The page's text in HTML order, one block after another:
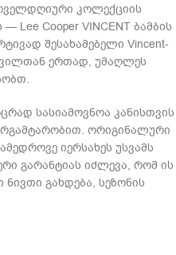
კოლექციის
Cooper VINCENT ბამბის
შესახამებელი Vincent-
ერთად, უმაღლეს
სასიამოვნოა კანისთვის
ორიგინალური
იერსახეს უსვამს
გარანტიას იძლევა, რომ ის
გახდება, სეზონის